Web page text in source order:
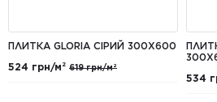
ПЛИТКА GLORIA СІРИЙ 300X600
524 грн/м² 619 грн/м²
534